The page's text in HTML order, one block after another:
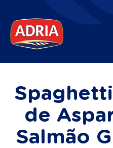
de
Salmão